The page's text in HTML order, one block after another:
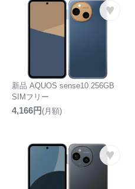
♥
新品 AQUOS sense10 256GB
SIMフリー
4,166円(月額)
♥